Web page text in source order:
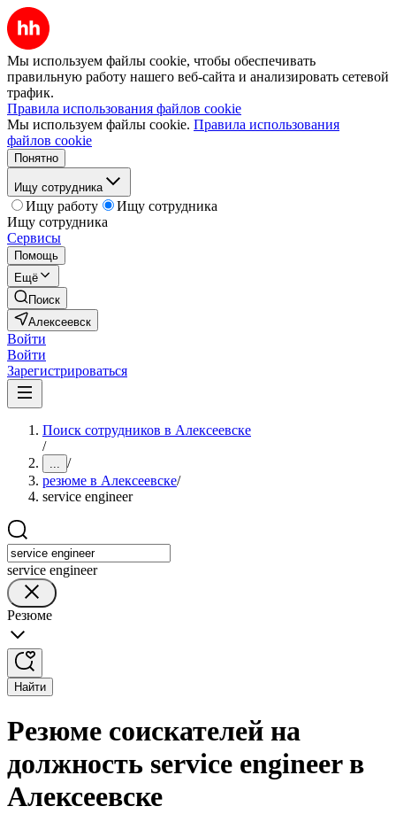
Мы используем файлы cookie, чтобы обеспечивать
правильную работу нашего веб-сайта и анализировать сетевой
трафик.
Правила использования файлов cookie
Мы используем файлы cookie. Правила использования
файлов cookie
Понятно
Ищу сотрудника
Ищу работу
Ищу сотрудника
Ищу сотрудника
Сервисы
Помощь
Ещё
Поиск
Алексеевск
Войти
Войти
Зарегистрироваться
Поиск сотрудников в Алексеевске
/
... /
резюме в Алексеевске/
service engineer
service engineer
Резюме
Найти
Резюме соискателей на
должность service engineer в
Алексеевске